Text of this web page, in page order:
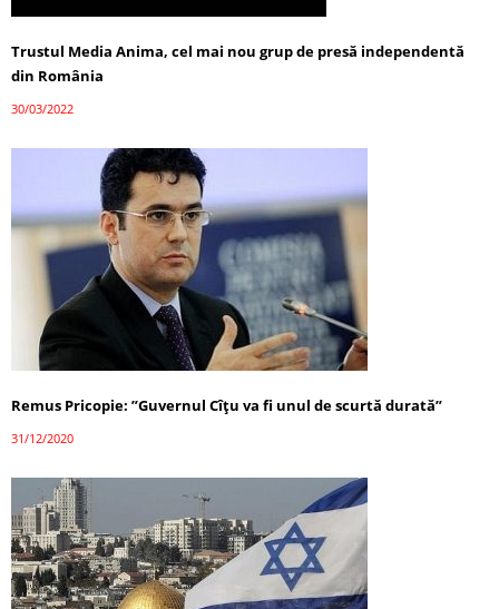
Trustul Media Anima, cel mai nou grup de presă independentă
din România
30/03/2022
Remus Pricopie: ”Guvernul Cîțu va fi unul de scurtă durată”
31/12/2020